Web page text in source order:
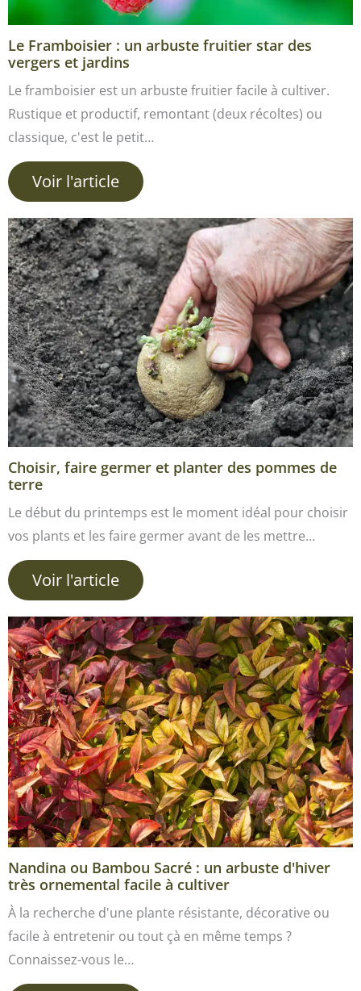
Le Framboisier : un arbuste fruitier star des
vergers et jardins
Le framboisier est un arbuste fruitier facile à cultiver.
Rustique et productif, remontant (deux récoltes) ou
classique, c'est le petit…
Voir l'article
Choisir, faire germer et planter des pommes de
terre
Le début du printemps est le moment idéal pour choisir
vos plants et les faire germer avant de les mettre…
Voir l'article
Nandina ou Bambou Sacré : un arbuste d'hiver
très ornemental facile à cultiver
À la recherche d'une plante résistante, décorative ou
facile à entretenir ou tout çà en même temps ?
Connaissez-vous le…